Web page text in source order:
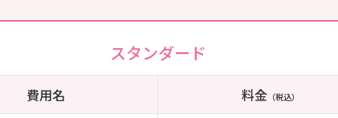
スタンダード
費用名 料金（税込）